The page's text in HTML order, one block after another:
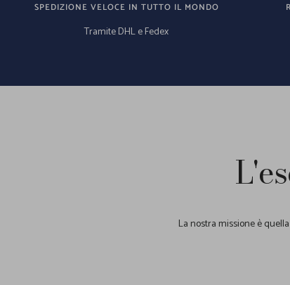
SPEDIZIONE VELOCE IN TUTTO IL MONDO
Tramite DHL e Fedex
La nostra missione è